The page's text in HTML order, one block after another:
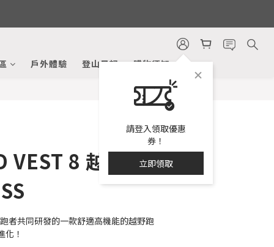
請登入領取優惠
券！
立即領取
戶外體驗 登山日記 購物須知
VEST 8 越野跑
者共同研發的一款舒適高機能的越野跑
化！
立即購買